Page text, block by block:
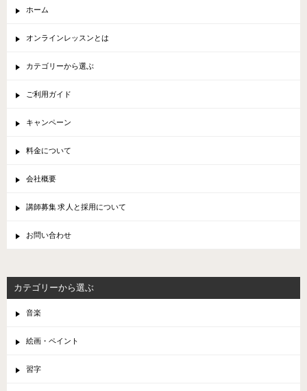
ホーム
オンラインレッスンとは
カテゴリーから選ぶ
ご利用ガイド
キャンペーン
料金について
会社概要
講師募集 求人と採用について
お問い合わせ
カテゴリーから選ぶ
音楽
絵画・ペイント
習字